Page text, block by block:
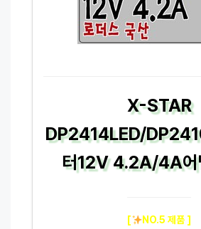
X-STAR
DP2414LED/
터12V 4.2A/4A어
[ NO.5 제품 ]